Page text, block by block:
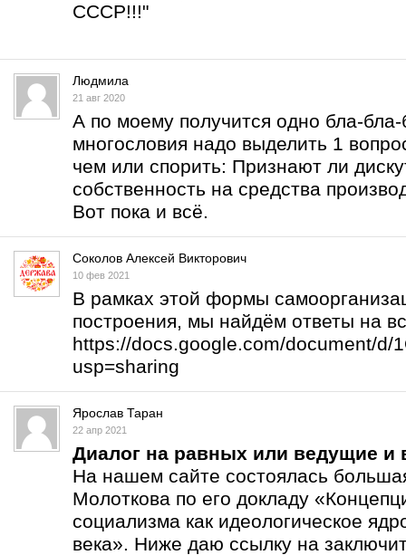
СССР!!!"
Людмила
21 авг 2020
А по моему получится одно бла-бла-
многословия надо выделить 1
чем или спорить: Признают ли
собственность на средства
Вот пока и всё.
Соколов Алексей Викторович
10 фев 2021
В рамках этой формы
построения, мы найдём ответы на
https://docs.google.com/document/d/
usp=sharing
Ярослав Таран
22 апр 2021
Диалог на равных или ведущие и
На нашем сайте состоялась
Молоткова по его докладу
социализма как идеологическое
века». Ниже даю ссылку на